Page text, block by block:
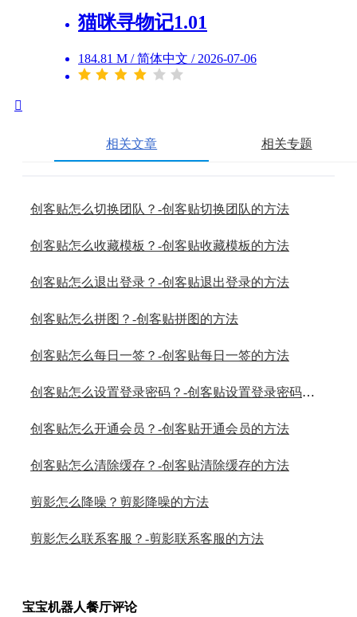
猫咪寻物记1.01
184.81 M / 简体中文 / 2026-07-06
相关文章 相关专题
创客贴怎么切换团队？-创客贴切换团队的方法
创客贴怎么收藏模板？-创客贴收藏模板的方法
创客贴怎么退出登录？-创客贴退出登录的方法
创客贴怎么拼图？-创客贴拼图的方法
创客贴怎么每日一签？-创客贴每日一签的方法
创客贴怎么设置登录密码？-创客贴设置登录密码的方法
创客贴怎么开通会员？-创客贴开通会员的方法
创客贴怎么清除缓存？-创客贴清除缓存的方法
剪影怎么降噪？剪影降噪的方法
剪影怎么联系客服？-剪影联系客服的方法
宝宝机器人餐厅评论